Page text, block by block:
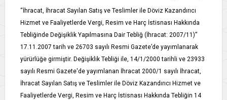
“İhracat, İhracat Sayılan Satış ve Teslimler ile Döviz Kazandırıcı
Hizmet ve Faaliyetlerde Vergi, Resim ve Harç İstisnası Hakkında
Tebliğinde Değişiklik Yapılmasına Dair Tebliğ (İhracat: 2007/11)”
17.11.2007 tarih ve 26703 sayılı Resmi Gazete’de yayımlanarak
yürürlüğe girmiştir. Değişiklik Tebliği ile, 14/1/2000 tarihli ve 23933
sayılı Resmi Gazete'de yayımlanan İhracat 2000/1 sayılı İhracat,
İhracat Sayılan Satış ve Teslimler ile Döviz Kazandırıcı Hizmet ve
Faaliyetlerde Vergi, Resim ve Harç İstisnası Hakkında Tebliğin 14